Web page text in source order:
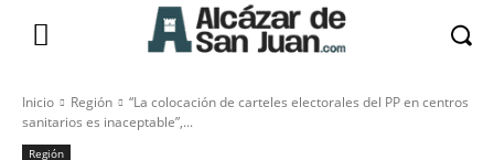
Inicio Región
“La colocación de carteles electorales del PP en centros
sanitarios es inaceptable”,...
Región